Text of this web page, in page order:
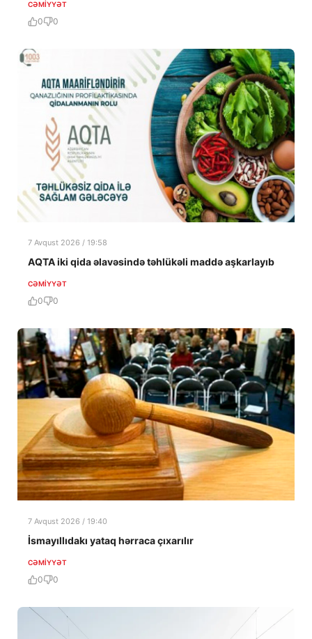
CƏMIYYƏT
0 0
7 Avqust 2026 / 19:58
AQTA iki qida əlavəsində təhlükəli maddə aşkarlayıb
CƏMIYYƏT
0 0
7 Avqust 2026 / 19:40
İsmayıllıdakı yataq hərraca çıxarılır
CƏMIYYƏT
0 0